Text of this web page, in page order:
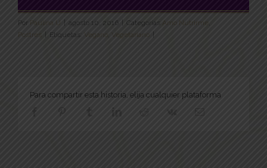
Por Paulina U agosto 10, 2016 Categorías Amo Nutrirme
Postres
Etiquetas: Vegano Vegetariano
Para compartir esta historia, elija cualquier plataforma